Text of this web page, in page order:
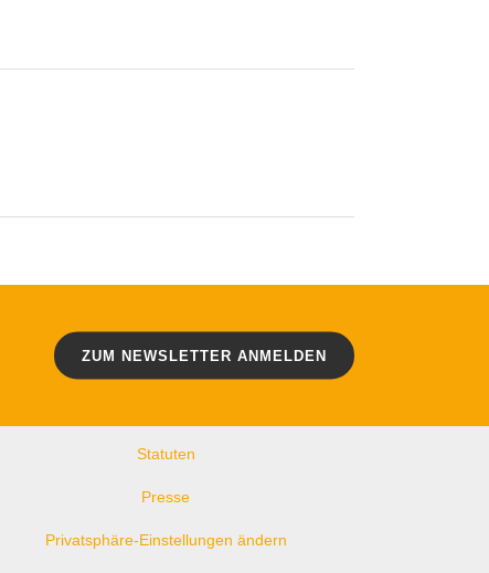
ZUM NEWSLETTER ANMELDEN
Statuten
Presse
Privatsphäre-Einstellungen ändern